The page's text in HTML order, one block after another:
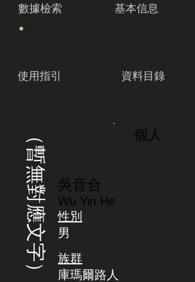
數據檢索 基本信息
使用指引 資料目錄
（暫無對應文字） 個人
吳音合
Wu Yin He
性別
男
族群
庫瑪爾路人